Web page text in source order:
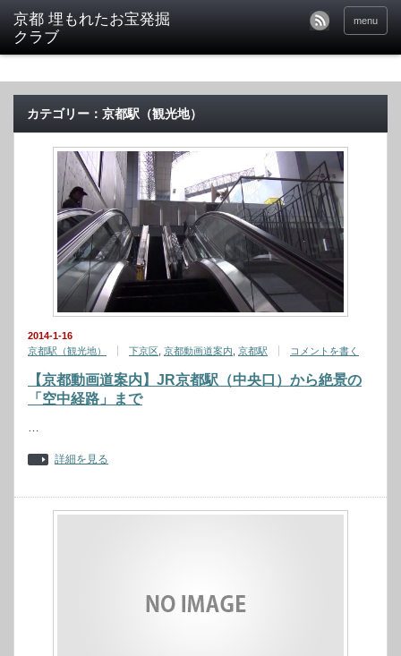
京都 埋もれたお宝発掘
クラブ
menu
カテゴリー：京都駅（観光地）
2014-1-16
京都駅（観光地）
下京区 京都動画道案内 京都駅 コメントを書く
【京都動画道案内】JR京都駅（中央口）から絶景の
「空中経路」まで
…
詳細を見る